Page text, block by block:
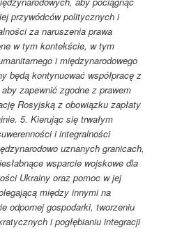
przywódców politycznych i
za naruszenia prawa
w tym kontekście, w tym
i międzynarodowego
będą kontynuować współpracę z
zapewnić zgodne z prawem
Rosyjską z obowiązku zapłaty
5. Kierując się trwałym
i integralności
uznanych granicach,
wsparcie wojskowe dla
Ukrainy oraz pomoc w jej
między innymi na
odpornej gospodarki, tworzeniu
i pogłębianiu integracji